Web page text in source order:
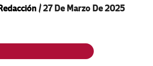
/27 De Marzo De 2025